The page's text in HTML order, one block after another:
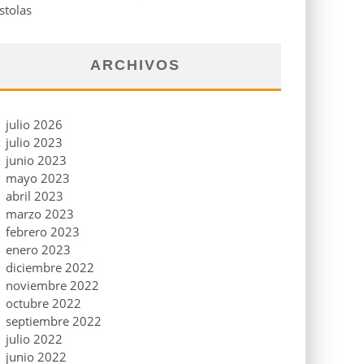
ARCHIVOS
julio 2026
julio 2023
junio 2023
mayo 2023
abril 2023
marzo 2023
febrero 2023
enero 2023
diciembre 2022
noviembre 2022
octubre 2022
septiembre 2022
julio 2022
junio 2022